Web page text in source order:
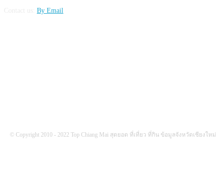
By Email
© Copyright 2010 - 2022 Top Chiang Mai สุดยอด ที่เที่ยว ที่กิน ข้อมูลจังหวัดเชียงใหม่